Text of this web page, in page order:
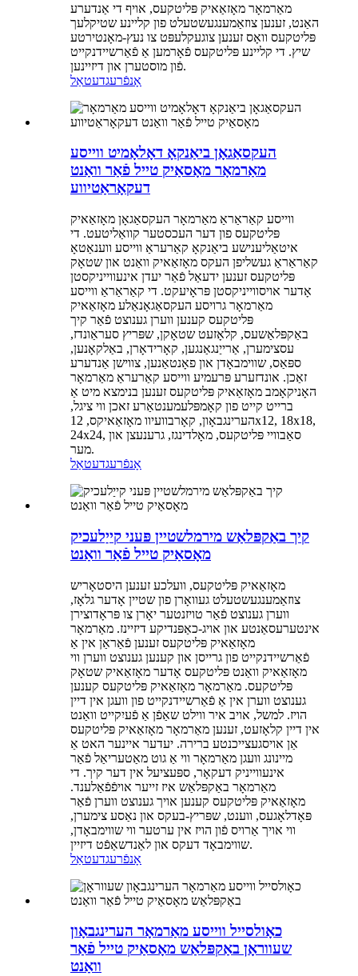
מאַרמאָר מאָזאַאיק פּליטקעס, אויף די אַנדערע
האַנט, זענען צוזאַמענגעשטעלט פון קליינע שטיקלעך
פּליטקעס וואָס זענען צוגעקלעפּט צו נעץ-מאָנטירטע
שיץ. די קליינע פּליטקעס פֿאָרמען אַ פֿאַרשיידנקייט
פֿון מוסטערן און דיזיינען.
אָנפֿרעגדעטאַל
העקסאַגאָן ביאַנקאָ דאָלאָמיט ווייסע
מאַרמאָר מאָסאַיק טייל פֿאַר וואַנט
דעקאָראַטיווע
ווייסע קאַראַראַ מאַרמאָר העקסאַגאָן מאָזאַאיק
פּליטקעס פון דער העכסטער קוואַליטעט. די
איטאַליענישע ביאַנקאָ קאַרעראַ ווייסע ווענאַטאָ
קאַראַראַ געשליפן העקס מאָזאַאיק וואַנט און שטאָק
פּליטקעס זענען ידעאַל פֿאַר יעדן אינעווייניקסטן
אָדער אויסווייניקסטן פּראָיעקט. די קאַראַראַ ווייסע
מאַרמאָר גרויסע העקסאַגאָנאַלע מאָזאַאיק
פּליטקעס קענען ווערן גענוצט פֿאַר קיך
באַקפּלאַשעס, קלאָזעט שטאָקן, שפּריץ סעראַונדז,
עסצימערן, אַרייַנגאַנגען, קאָרידאָרן, באַלקאָנען,
ספּאַס, שווימבאָדן און פאָנטאַנען, צווישן אַנדערע
זאַכן. אונדזערע פּרעמיע ווייסע קאַרעראַ מאַרמאָר
האָניקאָמב מאָזאַאיק פּליטקעס זענען בנימצא מיט אַ
ברייט קייט פון קאָמפּלעמענטאַרע זאכן ווי ציגל,
הערינגבאָון, קאָרבוועיוו מאָזאַאיקס, 12x12, 18x18,
24x24, סאַבוויי פּליטקעס, מאָלדינגז, גרענעצן און
מער.
אָנפֿרעגדעטאַל
קיך באַקפּלאַש מירמלשטיין פּעני קייַלעכיק
מאָסאַיק טייל פֿאַר וואַנט
מאָזאַאיק פּליטקעס, וועלכע זענען היסטאָריש
צוזאַמענגעשטעלט געוואָרן פון שטיין אָדער גלאָז,
ווערן גענוצט פֿאַר טויזנטער יאָרן צו פּראָדוצירן
אינטערעסאַנטע און אויג-כאַפּנדיקע דיזיינז. מאַרמאָר
מאָזאַאיק פּליטקעס זענען פֿאַראַן אין אַ
פֿאַרשיידנקייט פון גרייסן און קענען גענוצט ווערן ווי
מאָזאַאיק וואַנט פּליטקעס אָדער מאָזאַאיק שטאָק
פּליטקעס. מאַרמאָר מאָזאַאיק פּליטקעס קענען
גענוצט ווערן אין אַ פֿאַרשיידנקייט פון וועגן אין דיין
הויז. למשל, אויב איר ווילט שאַפֿן אַ פֿעיִקייט וואַנט
אין דיין קלאָזעט, זענען מאַרמאָר מאָזאַאיק פּליטקעס
אַן אויסגעצייכנטע ברירה. יעדער איינער האט אַ
מיינונג וועגן מאַרמאָר ווי אַ גוט מאַטעריאַל פֿאַר
אינעווייניק דעקאָר, ספּעציעל אין דער קיך. די
מאַרמאָר באַקפּלאַש איז זייער אויפֿפֿאַלענד.
מאָזאַאיק פּליטקעס קענען אויך גענוצט ווערן פֿאַר
פּאָדלאָגעס, ווענט, שפּריץ-בעקס און נאַסע צימערן,
ווי אויך אַרויס פֿון הויז אין ערטער ווי שווימבאָדן,
שווימבאָד דעקס און לאַנדשאַפֿט דיזיין.
אָנפֿרעגדעטאַל
כאָולסייל ווייסע מאַרמאָר הערינגבאָון
שעווראָן באַקפּלאַש מאָסאַיק טייל פֿאַר
וואַנט